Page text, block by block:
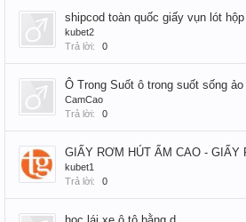
shipcod toàn quốc giấy vụn lót
kubet2
Trả lời:
0
Ô Trong Suốt ô trong suốt sống ảo
CamCao
Trả lời:
0
GIẤY RƠM HÚT ẨM CAO - GIẤY
kubet1
Trả lời:
0